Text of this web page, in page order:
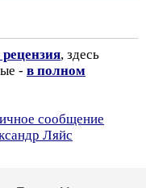
рецензия, здесь
- в полном
сообщение
Ляйс